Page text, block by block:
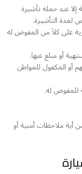
عند حمله تأشيرة
لمدة التأشيرة.
على كلاً من المفوض له
أو مبلغ عنها.
أو المكفول للمواطن
للمفوض له.
ملاحظات أمنية أو